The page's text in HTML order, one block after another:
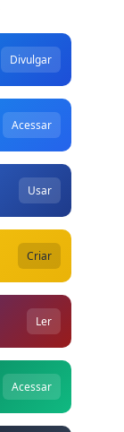
Divulgar
Acessar
Usar
Criar
Ler
Acessar